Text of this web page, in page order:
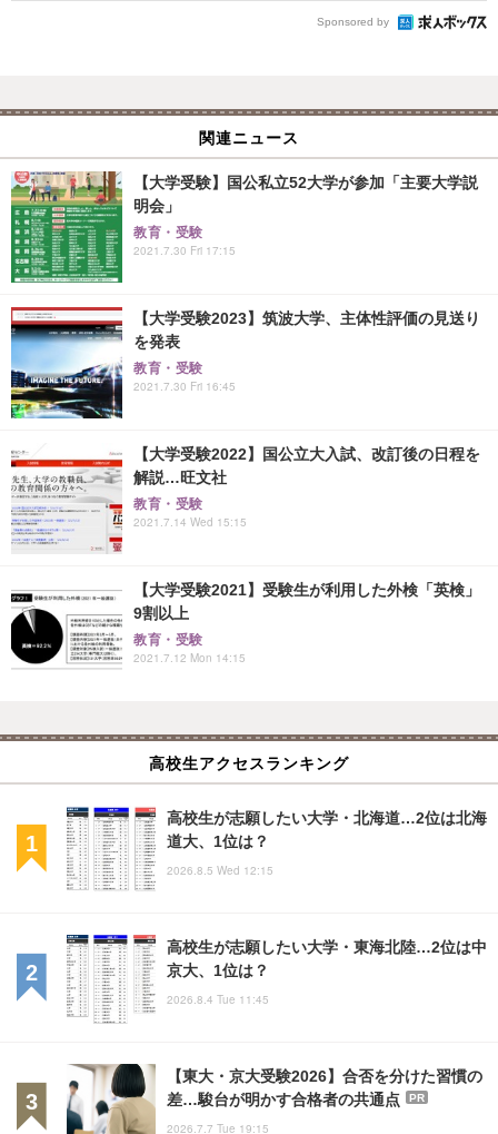
Sponsored by
関連ニュース
【大学受験】国公私立52大学が参加「主要大学説
明会」
教育・受験
2021.7.30 Fri 17:15
【大学受験2023】筑波大学、主体性評価の見送り
を発表
教育・受験
2021.7.30 Fri 16:45
【大学受験2022】国公立大入試、改訂後の日程を
解説…旺文社
教育・受験
2021.7.14 Wed 15:15
【大学受験2021】受験生が利用した外検「英検」
9割以上
教育・受験
2021.7.12 Mon 14:15
高校生アクセスランキング
高校生が志願したい大学・北海道…2位は北海
道大、1位は？
2026.8.5 Wed 12:15
高校生が志願したい大学・東海北陸…2位は中
京大、1位は？
2026.8.4 Tue 11:45
【東大・京大受験2026】合否を分けた習慣の
差…駿台が明かす合格者の共通点
PR
2026.7.7 Tue 19:15